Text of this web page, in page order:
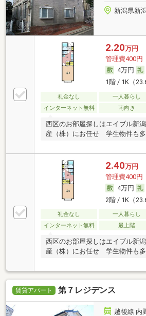
新潟県新
2.20万円
管理費400円
4万円
1階 / 1K（
礼金なし 一人暮らし
インターネット無料
南向き
西区のお部屋探しはエイブル新
産（株）にお任せ 学生物件も多
2.40万円
管理費400円
4万円
2階 / 1K（
礼金なし 一人暮らし
インターネット無料
最上階
西区のお部屋探しはエイブル新
産（株）にお任せ 学生物件も多
賃貸アパート 第７レジデンス
越後線 内